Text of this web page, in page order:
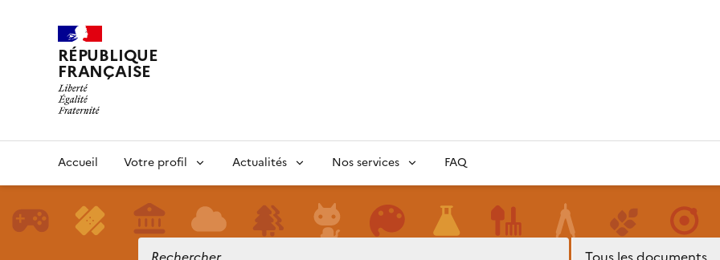
RÉPUBLIQUE
FRANÇAISE
Accueil Votre profil Actualités Nos services FAQ